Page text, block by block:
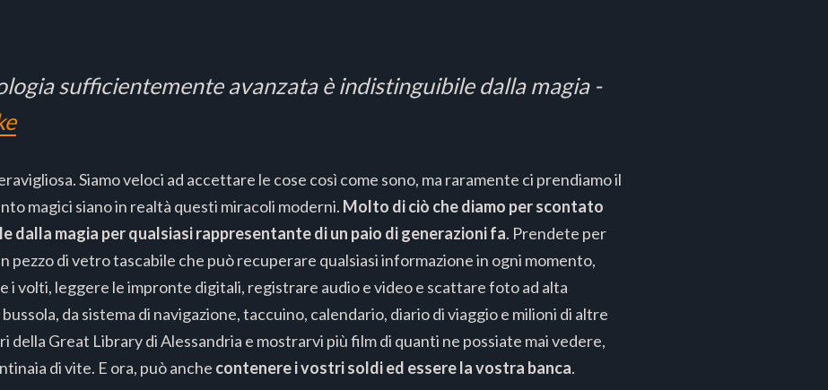
sufficientemente avanzata è indistinguibile dalla magia -
Siamo veloci ad accettare le cose così come sono, ma raramente ci prendiamo il
magici siano in realtà questi miracoli moderni. Molto di ciò che diamo per scontato
dalla magia per qualsiasi rappresentante di un paio di generazioni fa. Prendete per
pezzo di vetro tascabile che può recuperare qualsiasi informazione in ogni momento,
i volti, leggere le impronte digitali, registrare audio e video e scattare foto ad alta
da sistema di navigazione, taccuino, calendario, diario di viaggio e milioni di altre
della Great Library di Alessandria e mostrarvi più film di quanti ne possiate mai vedere,
di vite. E ora, può anche contenere i vostri soldi ed essere la vostra banca.